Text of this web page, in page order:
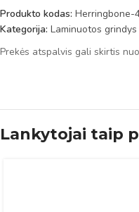
Produkto kodas: Herringbone-
Kategorija: Laminuotos grindys
Prekės atspalvis gali skirtis
Lankytojai taip